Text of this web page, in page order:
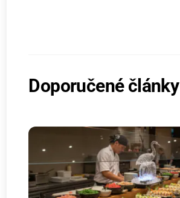
Doporučené články